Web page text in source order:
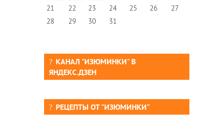
21
22 23 24 25 26
27
28
29 30 31
КАНАЛ "ИЗЮМИНКИ" В
ЯНДЕКС.ДЗЕН
РЕЦЕПТЫ ОТ "ИЗЮМИНКИ"